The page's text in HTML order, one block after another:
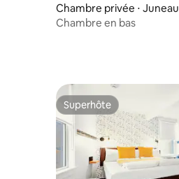
Chambre privée ⋅ Juneau
Chambre en bas
Superhôte
Superhôte